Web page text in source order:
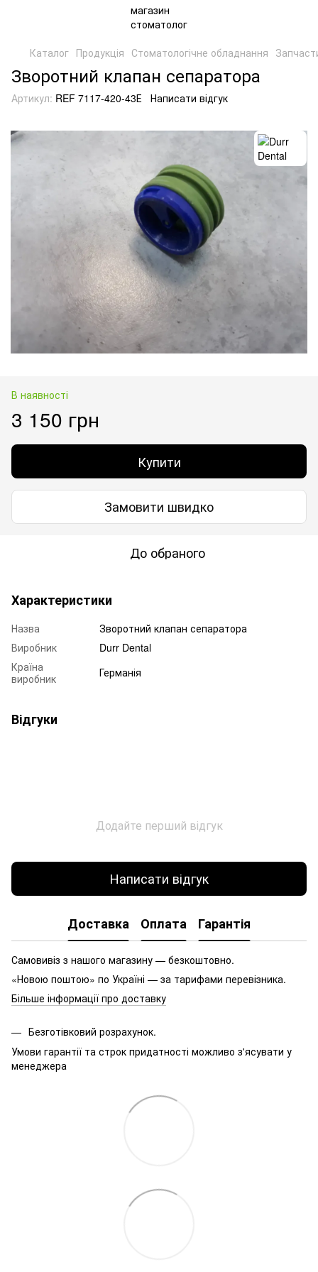
Каталог Продукція Стоматологічне обладнання
Зворотний клапан сепаратора
Артикул: REF 7117-420-43Е Написати відгук
В наявності
3 150 грн
Купити
Замовити швидко
До обраного
Характеристики
Назва
Зворотний клапан сепаратора
Виробник
Durr Dental
Країна
виробник
Германія
Відгуки
Додайте перший відгук
Написати відгук
Доставка Оплата Гарантія
Самовивіз з нашого магазину — безкоштовно.
«Новою поштою» по Україні — за тарифами перевізника.
Більше інформації про доставку
Безготівковий розрахунок.
Умови гарантії та строк придатності можливо з'ясувати у
менеджера